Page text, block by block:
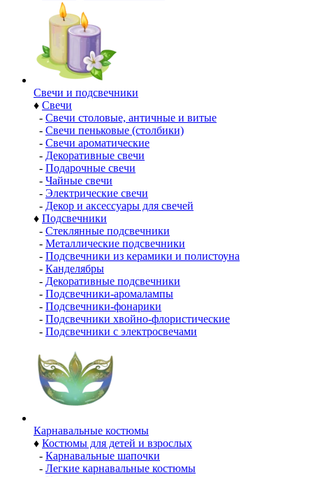
Свечи и подсвечники
♦ Свечи
- Свечи столовые, античные и витые
- Свечи пеньковые (столбики)
- Свечи ароматические
- Декоративные свечи
- Подарочные свечи
- Чайные свечи
- Электрические свечи
- Декор и аксессуары для свечей
♦ Подсвечники
- Стеклянные подсвечники
- Металлические подсвечники
- Подсвечники из керамики и полистоуна
- Канделябры
- Декоративные подсвечники
- Подсвечники-аромалампы
- Подсвечники-фонарики
- Подсвечники хвойно-флористические
- Подсвечники с электросвечами
Карнавальные костюмы
♦ Костюмы для детей и взрослых
- Карнавальные шапочки
- Легкие карнавальные костюмы